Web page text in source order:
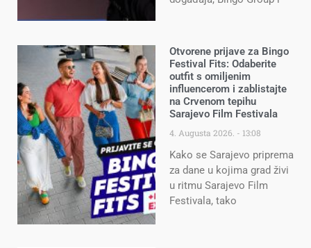
Otvorene prijave za Bingo
Festival Fits: Odaberite
outfit s omiljenim
influencerom i zablistajte
na Crvenom tepihu
Sarajevo Film Festivala
4. Augusta 2026. 13:08
Kako se Sarajevo priprema
za dane u kojima grad živi
u ritmu Sarajevo Film
Festivala, tako